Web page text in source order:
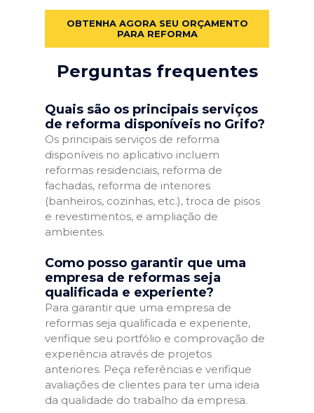
OBTENHA AGORA SEU ORÇAMENTO
PARA REFORMA
Perguntas frequentes
Quais são os principais serviços
de reforma disponíveis no Grifo?
Os principais serviços de reforma
disponíveis no aplicativo incluem
reformas residenciais, reforma de
fachadas, reforma de interiores
(banheiros, cozinhas, etc.), troca de pisos
e revestimentos, e ampliação de
ambientes.
Como posso garantir que uma
empresa de reformas seja
qualificada e experiente?
Para garantir que uma empresa de
reformas seja qualificada e experiente,
verifique seu portfólio e comprovação de
experiência através de projetos
anteriores. Peça referências e verifique
avaliações de clientes para ter uma ideia
da qualidade do trabalho da empresa.